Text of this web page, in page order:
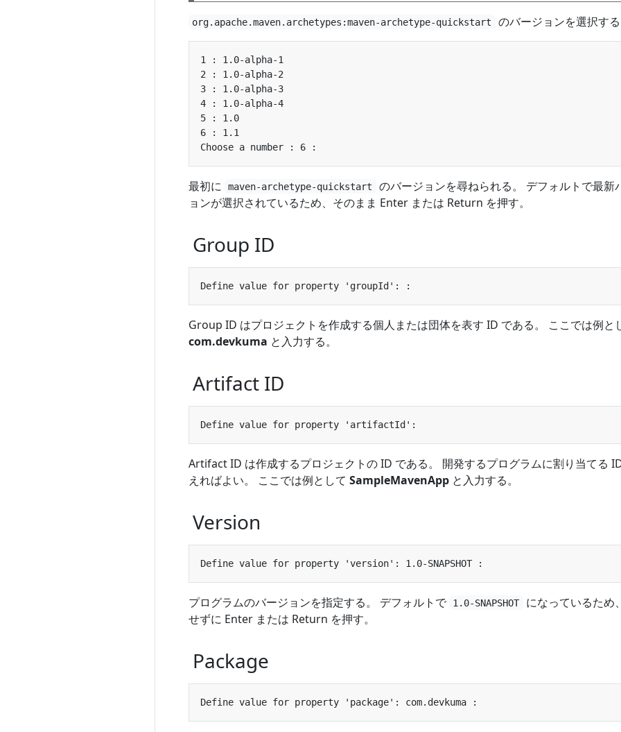
org.apache.maven.archetypes:maven-archetype-quickstart のバージョンを選択す
最初に maven-archetype-quickstart
のバージョンを尋ねられる。 デフォルトで最新
ョンが選択されているため、そのまま Enter または Return を押す。
Group ID
Group ID はプロジェクトを作成する個人または団体を表す ID である。 ここでは例と
com.devkuma と入力する。
Artifact ID
Artifact ID は作成するプロジェクトの ID である。 開発するプログラムに割り当てる
えればよい。 ここでは例として SampleMavenApp と入力する。
Version
プログラムのバージョンを指定する。 デフォルトで 1.0-SNAPSHOT
になっているため
せずに Enter または Return を押す。
Package